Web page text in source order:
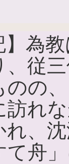
】為
、従
のの
訪れ
れ、
て舟